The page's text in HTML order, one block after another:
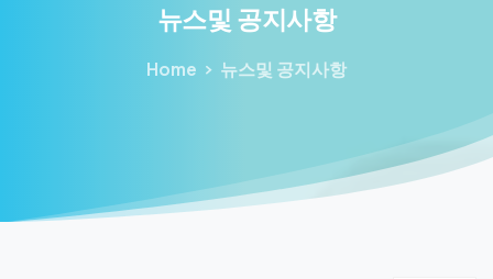
뉴스및 공지사항
Home 뉴스및 공지사항